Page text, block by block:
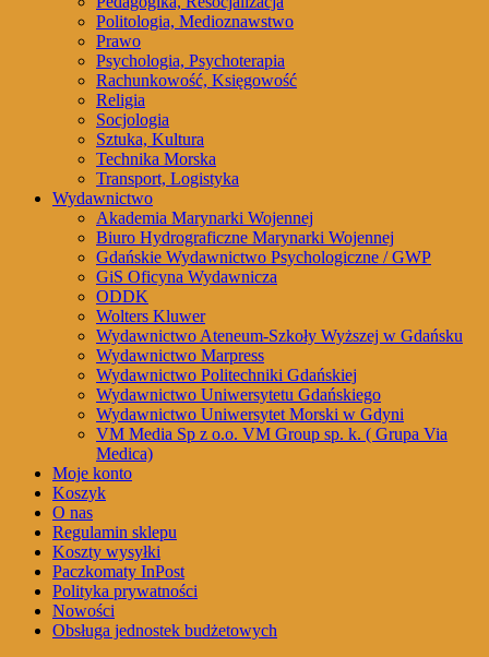
Politologia, Medioznawstwo
Prawo
Psychologia, Psychoterapia
Rachunkowość, Księgowość
Religia
Socjologia
Sztuka, Kultura
Technika Morska
Transport, Logistyka
Wydawnictwo
Akademia Marynarki Wojennej
Biuro Hydrograficzne Marynarki Wojennej
Gdańskie Wydawnictwo Psychologiczne / GWP
GiS Oficyna Wydawnicza
ODDK
Wolters Kluwer
Wydawnictwo Ateneum-Szkoły Wyższej w Gdańsku
Wydawnictwo Marpress
Wydawnictwo Politechniki Gdańskiej
Wydawnictwo Uniwersytetu Gdańskiego
Wydawnictwo Uniwersytet Morski w Gdyni
VM Media Sp z o.o. VM Group sp. k. ( Grupa Via
Medica)
Moje konto
Koszyk
O nas
Regulamin sklepu
Koszty wysyłki
Paczkomaty InPost
Polityka prywatności
Nowości
Obsługa jednostek budżetowych